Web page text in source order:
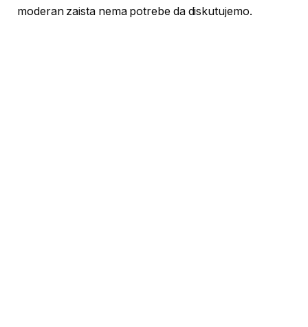
moderan zaista nema potrebe da diskutujemo.